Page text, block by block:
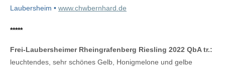
Laubersheim • www.chwbernhard.de
*****
Frei-Laubersheimer Rheingrafenberg Riesling 2022 QbA tr.:
leuchtendes, sehr schönes Gelb, Honigmelone und gelbe